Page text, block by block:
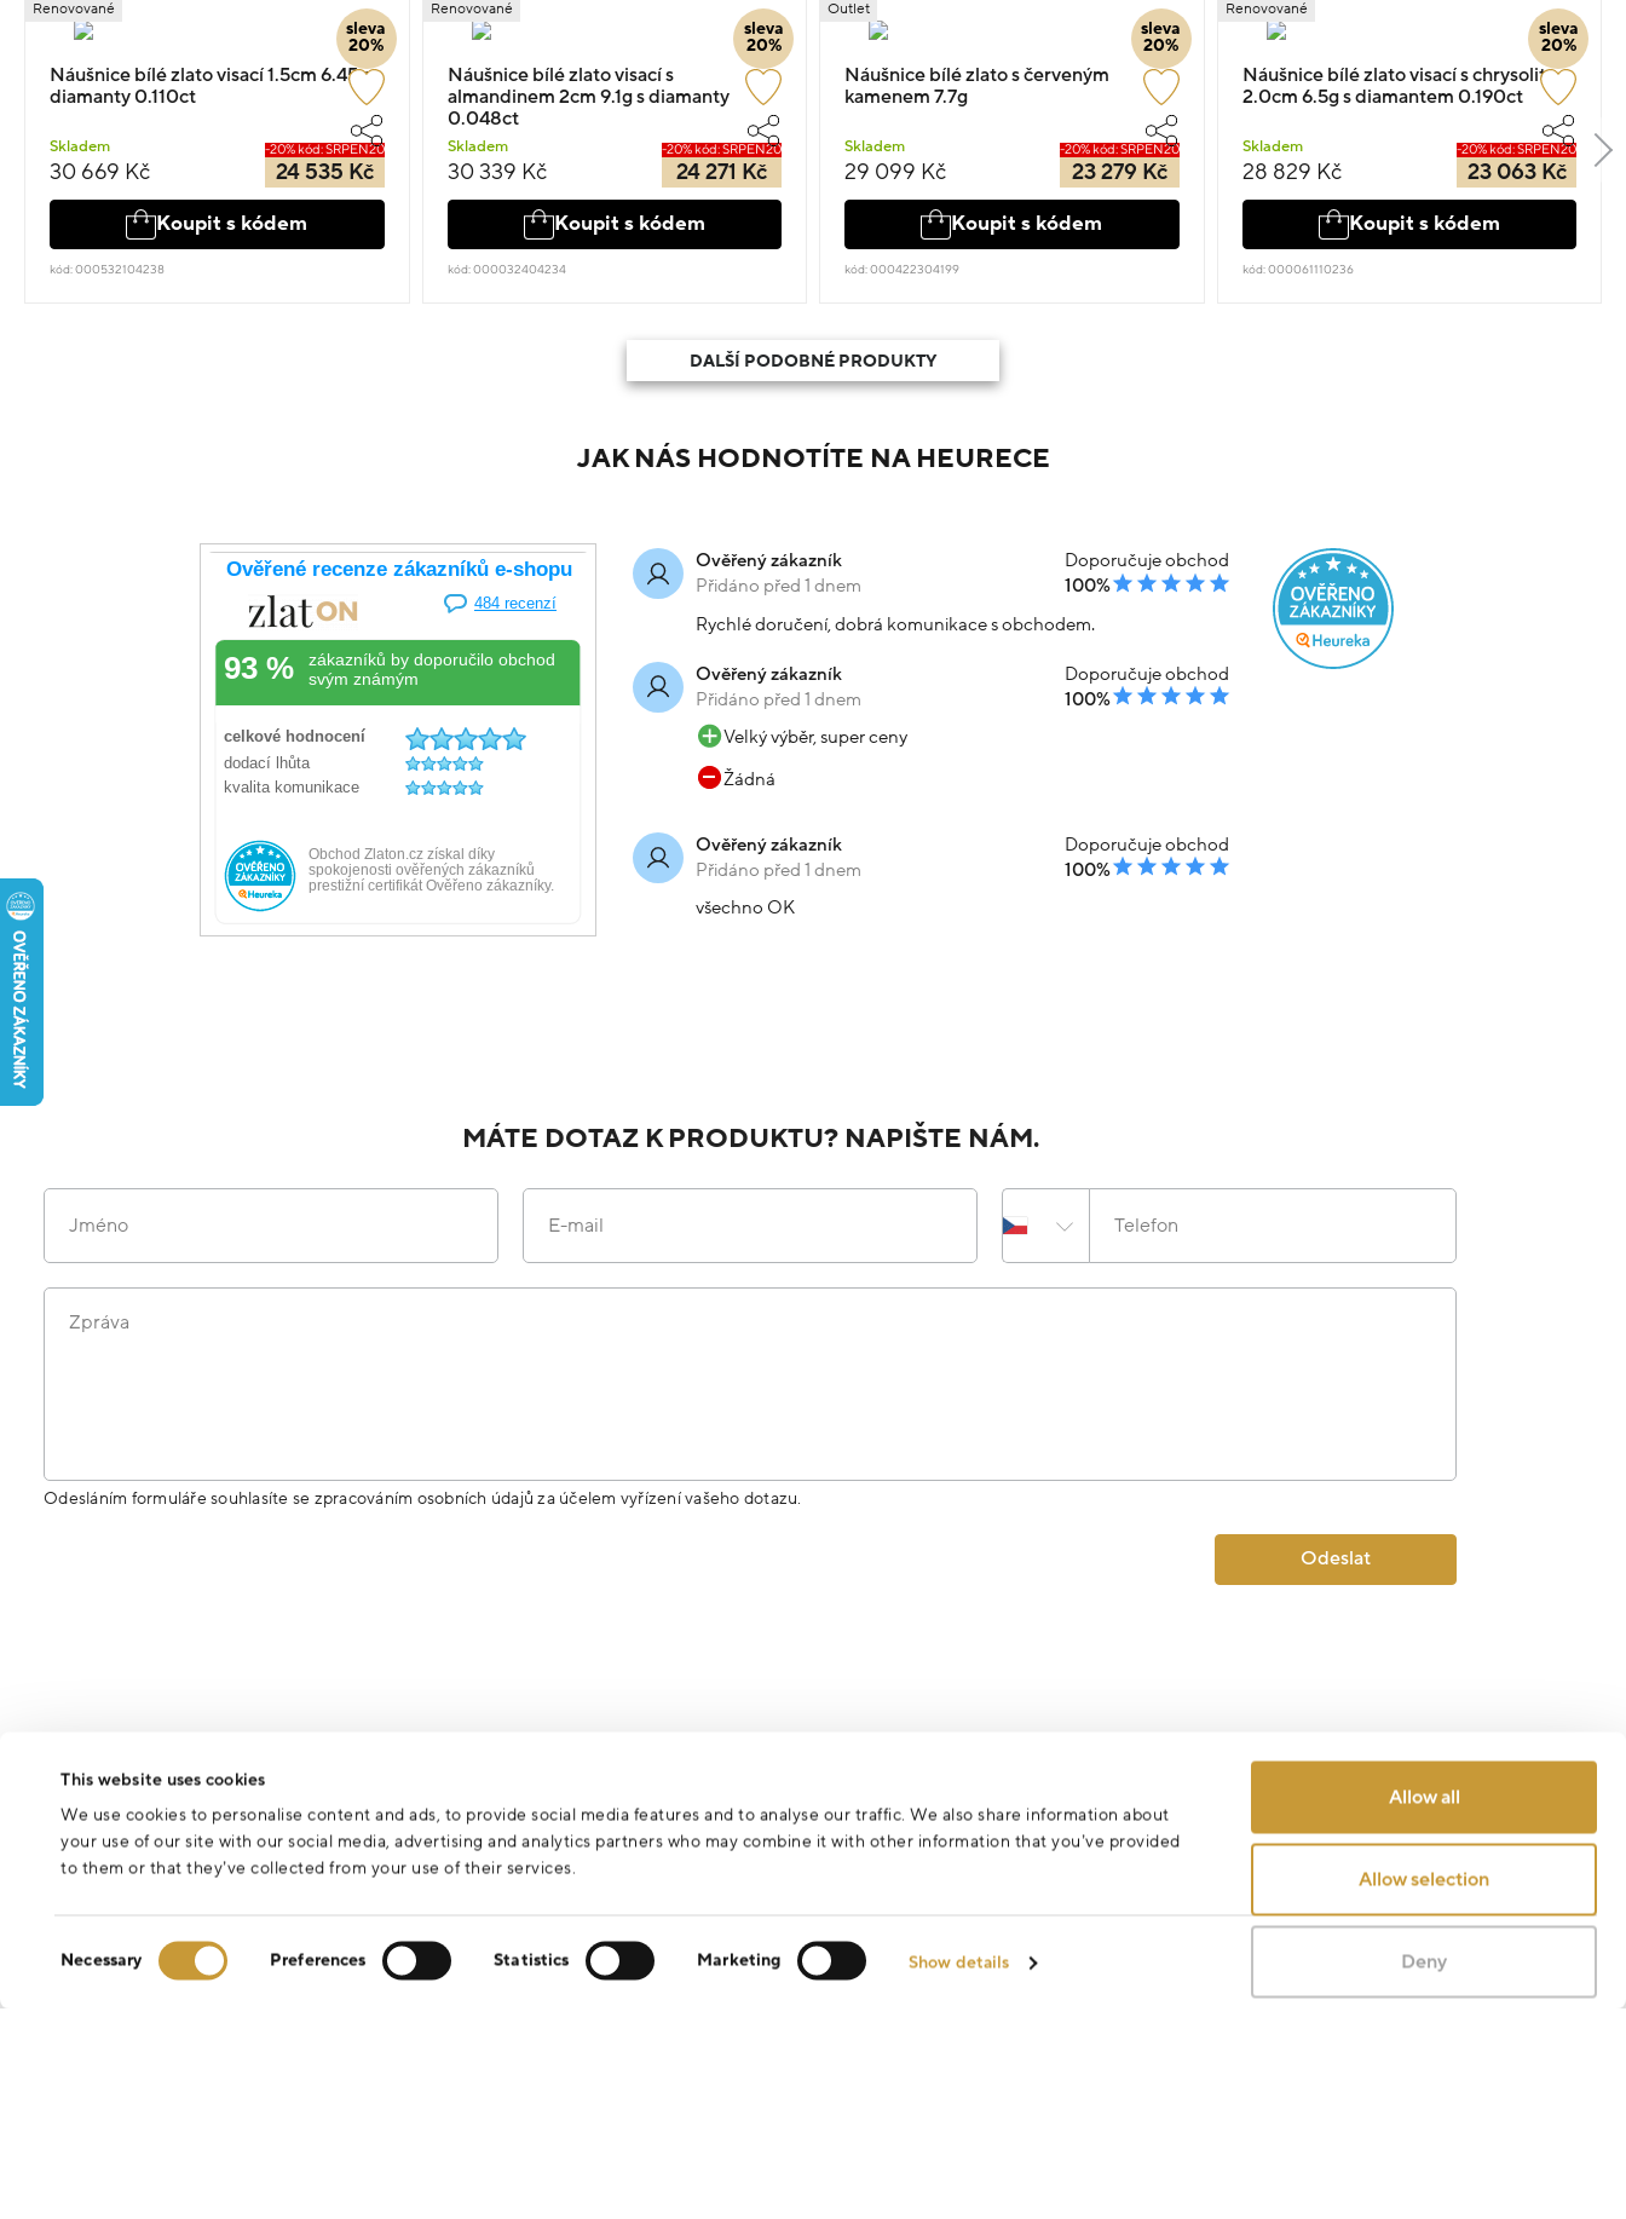
This website uses cookies
We use cookies to personalise content and ads, to provide social media features and to analyse our traffic. We also share information about
your use of our site with our social media, advertising and analytics partners who may combine it with other information that you’ve provided
to them or that they’ve collected from your use of their services.
Necessary Preferences Statistics Marketing Show details
Allow all
Allow selection
Deny
sleva
20%
Renovované
Náušnice bílé zlato visací 1.5cm 6.45g s
diamanty 0.110ct
Skladem
30 669 Kč
-20% kód: SRPEN20
24 535 Kč
Koupit s kódem
kód: 000532104238
sleva
20%
Renovované
Náušnice bílé zlato visací s
almandinem 2cm 9.1g s diamanty
0.048ct
Skladem
30 339 Kč
-20% kód: SRPEN20
24 271 Kč
Koupit s kódem
kód: 000032404234
sleva
20%
Outlet
Náušnice bílé zlato s červeným
kamenem 7.7g
Skladem
29 099 Kč
-20% kód: SRPEN20
23 279 Kč
Koupit s kódem
kód: 000422304199
sleva
20%
Renovované
Náušnice bílé zlato visací s chrysolity
2.0cm 6.5g s diamantem 0.190ct
Skladem
28 829 Kč
-20% kód: SRPEN20
23 063 Kč
Koupit s kódem
kód: 000061110236
DALŠÍ PODOBNÉ PRODUKTY
JAK NÁS HODNOTÍTE NA HEURECE
Ověřený zákazník
Přidáno před 1 dnem
Doporučuje obchod
100%
Rychlé doručení, dobrá komunikace s obchodem.
Ověřený zákazník
Přidáno před 1 dnem
Doporučuje obchod
100%
Velký výběr, super ceny
Žádná
Ověřený zákazník
Přidáno před 1 dnem
Doporučuje obchod
100%
všechno OK
MÁTE DOTAZ K PRODUKTU? NAPIŠTE NÁM.
Jméno E-mail Telefon
Zpráva
Odesláním formuláře souhlasíte se zpracováním osobních údajů za účelem vyřízení vašeho dotazu.
Odeslat